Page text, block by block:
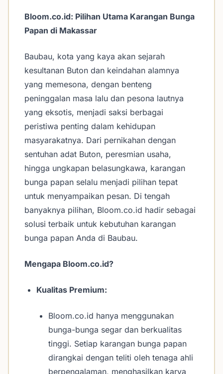
Bloom.co.id: Pilihan Utama Karangan Bunga
Papan di Makassar
Baubau, kota yang kaya akan sejarah
kesultanan Buton dan keindahan alamnya
yang memesona, dengan benteng
peninggalan masa lalu dan pesona lautnya
yang eksotis, menjadi saksi berbagai
peristiwa penting dalam kehidupan
masyarakatnya. Dari pernikahan dengan
sentuhan adat Buton, peresmian usaha,
hingga ungkapan belasungkawa, karangan
bunga papan selalu menjadi pilihan tepat
untuk menyampaikan pesan. Di tengah
banyaknya pilihan, Bloom.co.id hadir sebagai
solusi terbaik untuk kebutuhan karangan
bunga papan Anda di Baubau.
Mengapa Bloom.co.id?
Kualitas Premium:
Bloom.co.id hanya menggunakan
bunga-bunga segar dan berkualitas
tinggi. Setiap karangan bunga papan
dirangkai dengan teliti oleh tenaga ahli
berpengalaman, menghasilkan karya